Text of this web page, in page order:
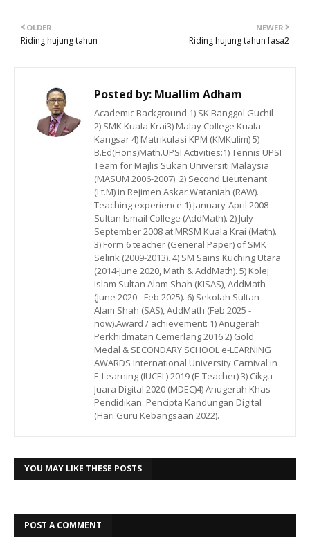
NEWER
Riding hujung tahun fasa2
OLDER
Riding hujung tahun
Posted by: Muallim Adham
Academic Background:1) SK Banggol Guchil
2) SMK Kuala Krai3) Malay College Kuala
Kangsar 4) Matrikulasi KPM (KMKulim) 5)
B.Ed(Hons)Math.UPSI Activities:1) Tennis UPSI
Team for Majlis Sukan Universiti Malaysia
(MASUM 2006-2007). 2) Second Lieutenant
(Lt.M) in Rejimen Askar Wataniah (RAW).
Teaching experience:1) January-April 2008
Sultan Ismail College (AddMath). 2) July-
September 2008 at MRSM Kuala Krai (Math).
3) Form 6 teacher (General Paper) of SMK
Selirik (2009-2013). 4) SM Sains Kuching Utara
(2014-June 2020, Math & AddMath). 5) Kolej
Islam Sultan Alam Shah (KISAS), AddMath
(June 2020 - Feb 2025). 6) Sekolah Sultan
Alam Shah (SAS), AddMath (Feb 2025 -
now).Award / achievement: 1) Anugerah
Perkhidmatan Cemerlang 2016 2) Gold
Medal & SECONDARY SCHOOL e-LEARNING
AWARDS International University Carnival in
E-Learning (IUCEL) 2019 (E-Teacher) 3) Cikgu
Juara Digital 2020 (MDEC)4) Anugerah Khas
Pendidikan: Pencipta Kandungan Digital
(Hari Guru Kebangsaan 2022).
YOU MAY LIKE THESE POSTS
POST A COMMENT